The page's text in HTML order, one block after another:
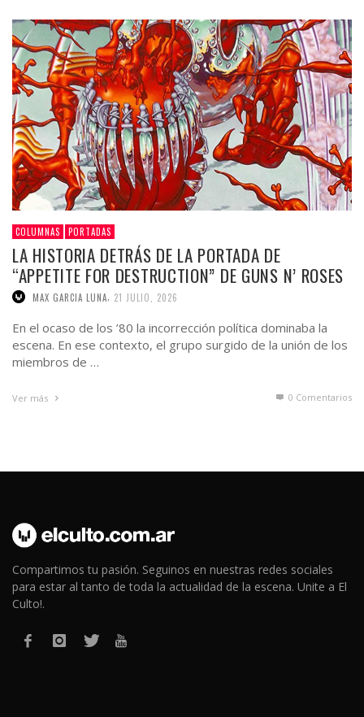
COLUMNAS PORTADAS
LA HISTORIA DETRÁS DE LA PORTADA DE
“APPETITE FOR DESTRUCTION” DE GUNS N’ ROSES
MAX GARCIA LUNA 21 JULIO, 2026
En el ocaso de los ’80 la incorrección política dominaba la
escena. En ese contexto, el grupo surgido de la unión de los
miembros de …
Ver más 0 Comentarios
Compartimos tu pasión. Seguinos en nuestras redes sociales
para estar al tanto de toda la actualidad de la escena. Unite a El
Culto!.